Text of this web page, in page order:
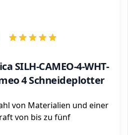
SILH-CAMEO-4-WHT-
4 Schneideplotter
von Materialien und einer
von bis zu fünf